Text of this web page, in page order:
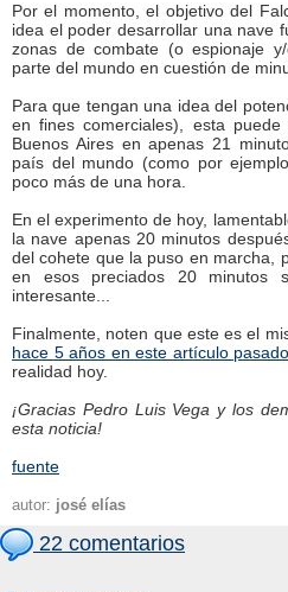
Por el momento, el objetivo del
idea el poder desarrollar una nave
zonas de combate (o espionaje
parte del mundo en cuestión de
Para que tengan una idea del
en fines comerciales), esta
Buenos Aires en apenas 21
país del mundo (como por
poco más de una hora.
En el experimento de hoy,
la nave apenas 20 minutos
del cohete que la puso en marcha,
en esos preciados 20 minutos
interesante...
Finalmente, noten que este es el
hace 5 años en este artículo
realidad hoy.
¡Gracias Pedro Luis Vega y los
esta noticia!
fuente
autor: josé elías
22 comentarios